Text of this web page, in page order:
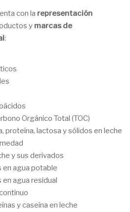
con la representación
y marcas de
:
Orgánico Total (TOC)
proteína, lactosa y sólidos en leche
y sus derivados
en agua potable
en agua residual
y caseína en leche